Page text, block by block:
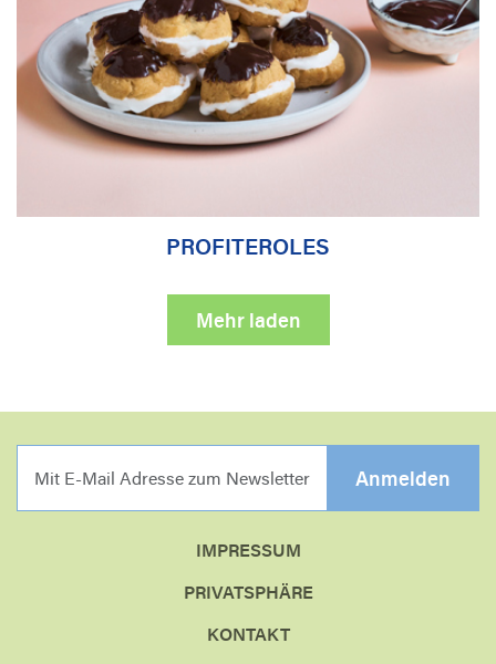
PROFITEROLES
Mehr laden
Anmelden
IMPRESSUM
PRIVATSPHÄRE
KONTAKT